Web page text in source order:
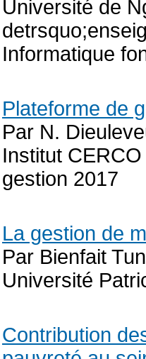
Université de
Informatique
Plateforme de
Par N.
Institut
gestion 2017
La gestion de
Par Bienfait
Université
Contribution